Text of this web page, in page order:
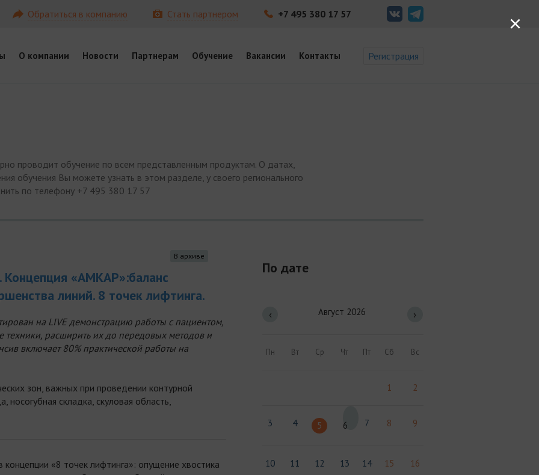
Обратиться в компанию Стать партнером +7 495 380 17 57
О компании Новости Партнерам Обучение Вакансии Контакты Регистрация
проводит обучение по всем представленным продуктам. О датах,
обучения Вы можете узнать в этом разделе, у своего регионального
по телефону +7 495 380 17 57
В архиве
«АМКАР»:баланс
линий. 8 точек лифтинга.
на LIVE демонстрацию работы с пациентом,
техники, расширить их до передовых методов и
включает 80% практической работы на
зон, важных при проведении контурной
носогубная складка, скуловая область,
«8 точек лифтинга»: опущение хвостика
По дате
‹ Август 2026 ›
Пн Вт Ср Чт Пт Сб Вс
1 2
3 4 5 6 7 8 9
10 11 12 13 14 15 16
×